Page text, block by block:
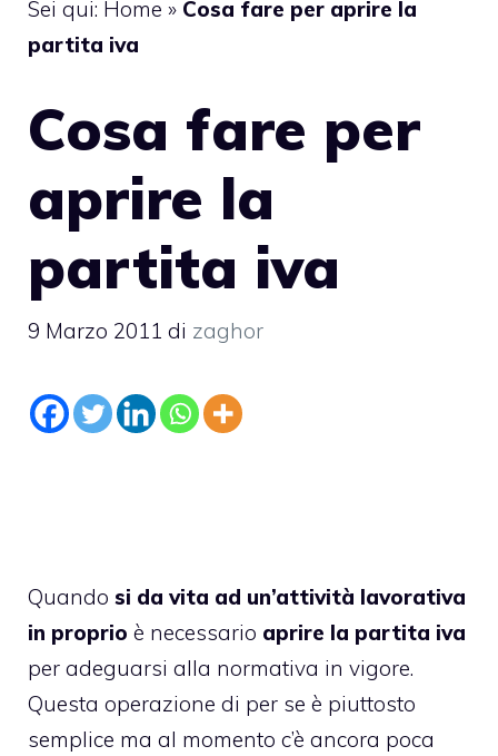
Sei qui: Home » Cosa fare per aprire la
partita iva
Cosa fare per
aprire la
partita iva
9 Marzo 2011 di zaghor
Quando si da vita ad un’attività lavorativa
in proprio è necessario aprire la partita iva
per adeguarsi alla normativa in vigore.
Questa operazione di per se è piuttosto
semplice ma al momento c’è ancora poca